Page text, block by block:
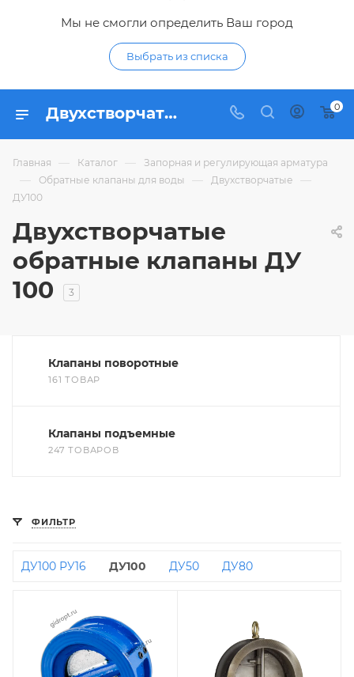
Мы не смогли определить Ваш город
Выбрать из списка
Двухстворчатые обратные клапаны ДУ 100 - купить двухстворчатый обратный клапан ДУ100 (DN 100) по низким ценам в интернет-магазине Гидропромтехника в Курске 0
Главная — Каталог — Запорная и регулирующая арматура
— Обратные клапаны для воды — Двухстворчатые —
ДУ100
Двухстворчатые
обратные клапаны ДУ
100
3
Клапаны поворотные
161 ТОВАР
Клапаны подъемные
247 ТОВАРОВ
ФИЛЬТР
ДУ100 РУ16 ДУ100 ДУ50 ДУ80